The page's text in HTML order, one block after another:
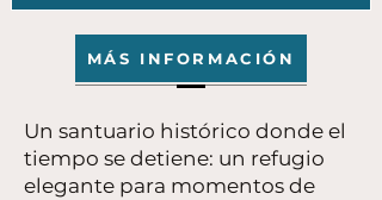
MÁS INFORMACIÓN
Un santuario histórico donde el
tiempo se detiene: un refugio
elegante para momentos de